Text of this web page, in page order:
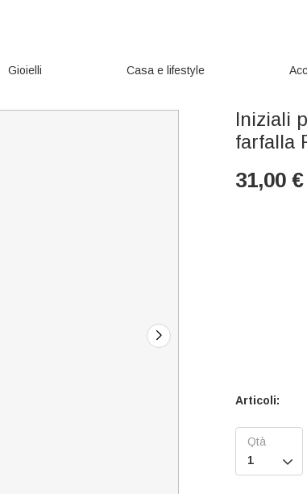
Gioielli Casa e lifestyle
Iniziali
farfalla
31,00 €
Articoli:
